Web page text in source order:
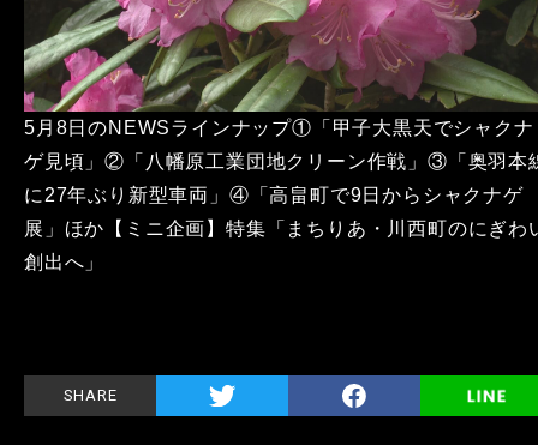
5月8日のNEWSラインナップ①「甲子大黒天でシャクナ
ゲ見頃」②「八幡原工業団地クリーン作戦」③「奥羽本
に27年ぶり新型車両」④「高畠町で9日からシャクナゲ
展」ほか【ミニ企画】特集「まちりあ・川西町のにぎわ
創出へ」
SHARE